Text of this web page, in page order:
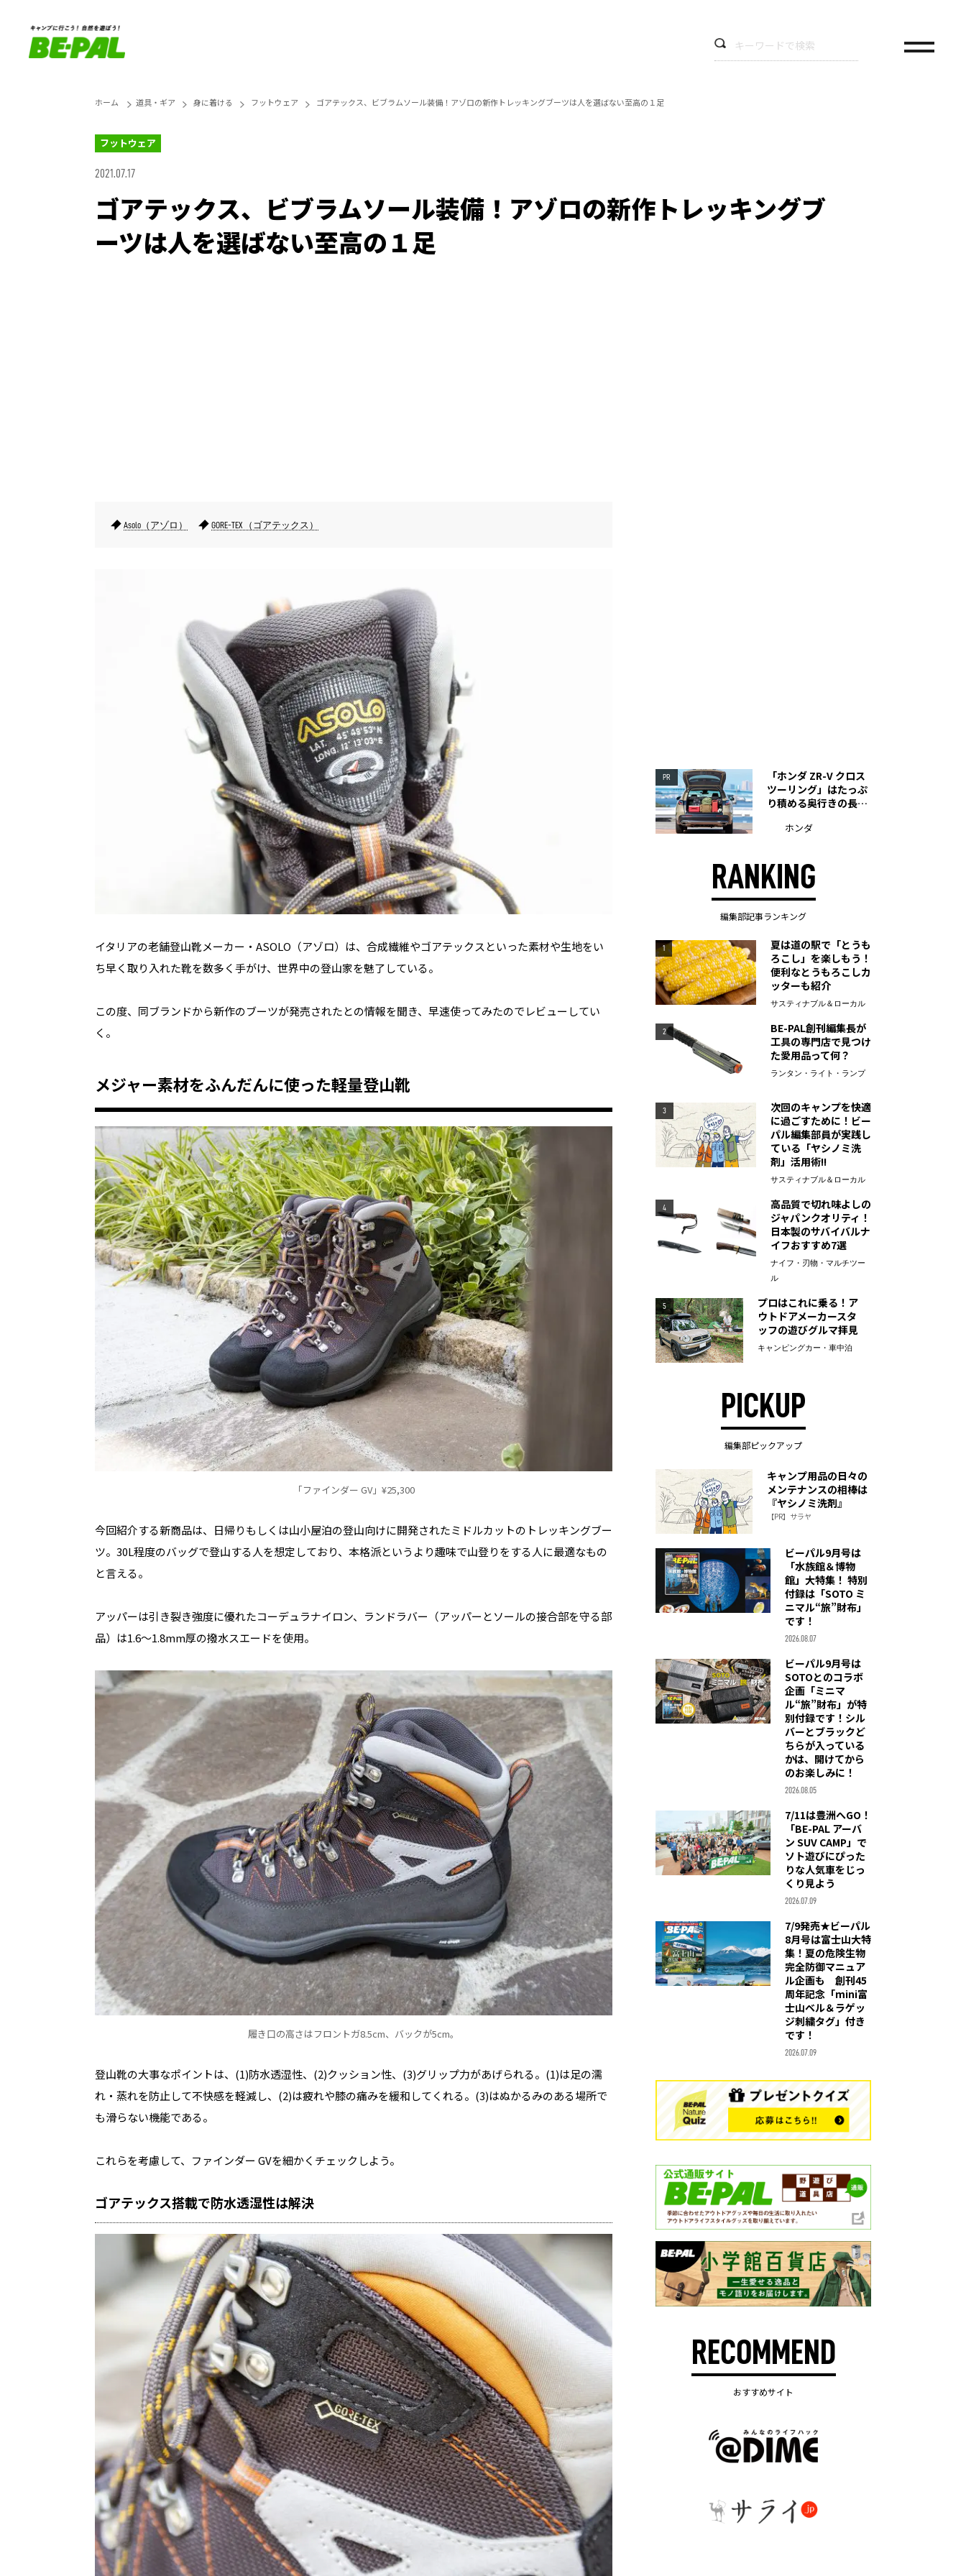
ホーム 道具・ギア 身に着ける フットウェア ゴアテックス、ビブラムソール装備！アゾロの新作トレッキングブーツは人を選ばない至高の１足
フットウェア
2021.07.17
ゴアテックス、ビブラムソール装備！アゾロの新作トレッキングブ
ーツは人を選ばない至高の１足
Asolo（アゾロ） GORE-TEX （ゴアテックス）
イタリアの老舗登山靴メーカー・ ASOLO （アゾロ）は、合成繊維やゴアテックスといった素材や生地をい
ち早く取り入れた靴を数多く手がけ、世界中の登山家を魅了している。
この度、同ブランドから新作のブーツが発売されたとの情報を聞き、早速使ってみたのでレビューしてい
く。
メジャー素材をふんだんに使った軽量登山靴
「ファインダー GV」¥25,300
今回紹介する新商品は、日帰りもしくは山小屋泊の登山向けに開発されたミドルカットのトレッキングブー
ツ。 30L程度のバッグで登山する人を想定しており、本格派というより趣味で山登りをする人に最適なもの
と言える。
アッパーは引き裂き強度に優れたコーデュラナイロン、ランドラバー（アッパーとソールの接合部を守る部
品）は1.6～1.8mm厚の撥水スエードを使用。
履き口の高さはフロントガ8.5cm、バックが5cm。
登山靴の大事なポイントは、(1)防水透湿性、(2)クッション性、(3)グリップ力があげられる。(1)は足の濡
れ・蒸れを防止して不快感を軽減し、(2)は疲れや膝の痛みを緩和してくれる。(3)はぬかるみのある場所で
も滑らない機能である。
これらを考慮して、ファインダー GVを細かくチェックしよう。
ゴアテックス搭載で防水透湿性は解決
PR
「ホンダ ZR-V クロス
ツーリング」はたっぷ
り積める奥行きの長い
ホンダ
RANKING
編集部記事ランキング
1
夏は道の駅で「とうも
ろこし」を楽しもう！
便利なとうもろこしカ
ッターも紹介
サスティナブル＆ローカル
2
BE-PAL創刊編集長が
工具の専門店で見つけ
た愛用品って何？
ランタン・ライト・ランプ
3
次回のキャンプを快適
に過ごすために！ビー
パル編集部員が実践し
ている「ヤシノミ洗
剤」活用術!!
サスティナブル＆ローカル
4
高品質で切れ味よしの
ジャパンクオリティ！
日本製のサバイバルナ
イフおすすめ7選
ナイフ・刃物・マルチツー
ル
5
プロはこれに乗る！ア
ウトドアメーカースタ
ッフの遊びグルマ拝見
キャンピングカー・車中泊
PICKUP
編集部ピックアップ
キャンプ用品の日々の
メンテナンスの相棒は
『ヤシノミ洗剤』
【PR】サラヤ
ビーパル9月号は
「水族館＆博物
館」大特集！ 特別
付録は「SOTO ミ
ニマル“旅”財布」
です！
2026.08.07
ビーパル9月号は
SOTOとのコラボ
企画「ミニマ
ル“旅”財布」が特
別付録です！シル
バーとブラックど
ちらが入っている
かは、開けてから
のお楽しみに！
2026.08.05
7/11は豊洲へGO！
「BE-PAL アーバ
ン SUV CAMP」で
ソト遊びにぴった
りな人気車をじっ
くり見よう
2026.07.09
7/9発売★ビーパル
8月号は富士山大特
集！夏の危険生物
完全防御マニュア
ル企画も 創刊45
周年記念「mini富
士山ベル＆ラゲッ
ジ刺繍タグ」付き
です！
2026.07.09
RECOMMEND
おすすめサイト